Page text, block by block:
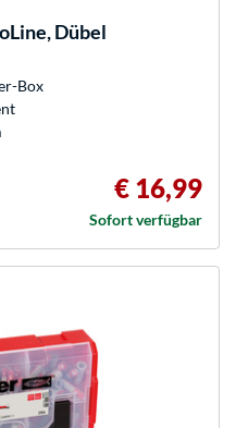
Dübel
Box
€ 16,99
Sofort verfügbar